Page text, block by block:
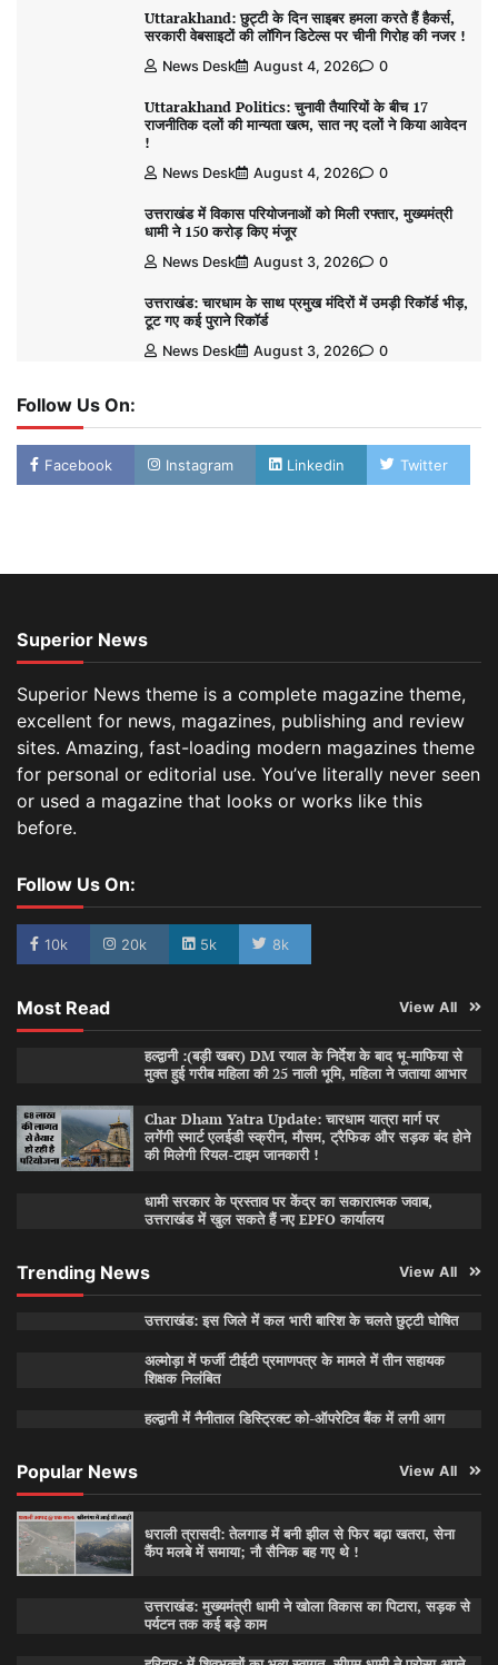
Uttarakhand: छुट्टी के दिन साइबर हमला करते हैं हैकर्स,
सरकारी वेबसाइटों की लॉगिन डिटेल्स पर चीनी गिरोह की नजर !
News Desk August 4, 2026 0
Uttarakhand Politics: चुनावी तैयारियों के बीच 17
राजनीतिक दलों की मान्यता खत्म, सात नए दलों ने किया आवेदन
!
News Desk August 4, 2026 0
उत्तराखंड में विकास परियोजनाओं को मिली रफ्तार, मुख्यमंत्री
धामी ने 150 करोड़ किए मंजूर
News Desk August 3, 2026 0
उत्तराखंड: चारधाम के साथ प्रमुख मंदिरों में उमड़ी रिकॉर्ड भीड़,
टूट गए कई पुराने रिकॉर्ड
News Desk August 3, 2026 0
Follow Us On:
Facebook Instagram Linkedin Twitter
Superior News
Superior News theme is a complete magazine theme,
excellent for news, magazines, publishing and review
sites. Amazing, fast-loading modern magazines theme
for personal or editorial use. You’ve literally never seen
or used a magazine that looks or works like this
before.
Follow Us On:
10k 20k 5k 8k
Most Read View All
हल्द्वानी :(बड़ी खबर) DM रयाल के निर्देश के बाद भू-माफिया से
मुक्त हुई गरीब महिला की 25 नाली भूमि, महिला ने जताया आभार
Char Dham Yatra Update: चारधाम यात्रा मार्ग पर
लगेंगी स्मार्ट एलईडी स्क्रीन, मौसम, ट्रैफिक और सड़क बंद होने
की मिलेगी रियल-टाइम जानकारी !
धामी सरकार के प्रस्ताव पर केंद्र का सकारात्मक जवाब,
उत्तराखंड में खुल सकते हैं नए EPFO कार्यालय
Trending News View All
उत्तराखंड: इस जिले में कल भारी बारिश के चलते छुट्टी घोषित
अल्मोड़ा में फर्जी टीईटी प्रमाणपत्र के मामले में तीन सहायक
शिक्षक निलंबित
हल्द्वानी में नैनीताल डिस्ट्रिक्ट को-ऑपरेटिव बैंक में लगी आग
Popular News View All
धराली त्रासदी: तेलगाड में बनी झील से फिर बढ़ा खतरा, सेना
कैंप मलबे में समाया; नौ सैनिक बह गए थे !
उत्तराखंड: मुख्यमंत्री धामी ने खोला विकास का पिटारा, सड़क से
पर्यटन तक कई बड़े काम